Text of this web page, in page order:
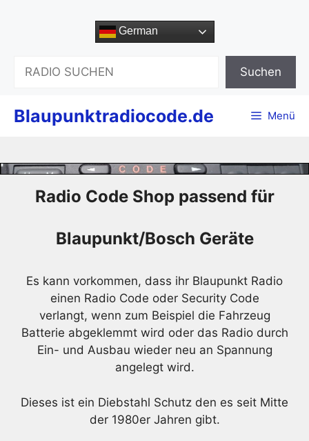
German
Suchen
Blaupunktradiocode.de Menü
Radio Code Shop passend für
Blaupunkt/Bosch Geräte
Es kann vorkommen, dass ihr Blaupunkt Radio
einen Radio Code oder Security Code
verlangt, wenn zum Beispiel die Fahrzeug
Batterie abgeklemmt wird oder das Radio durch
Ein- und Ausbau wieder neu an Spannung
angelegt wird.
Dieses ist ein Diebstahl Schutz den es seit Mitte
der 1980er Jahren gibt.